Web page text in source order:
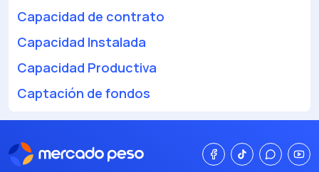
Capacidad de contrato
Capacidad Instalada
Capacidad Productiva
Captación de fondos